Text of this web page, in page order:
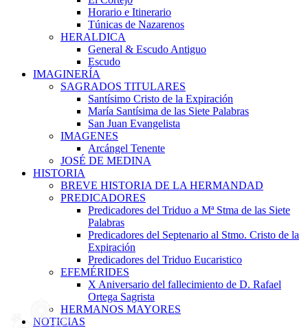
Horario e Itinerario
Túnicas de Nazarenos
HERALDICA
General & Escudo Antiguo
Escudo
IMAGINERÍA
SAGRADOS TITULARES
Santísimo Cristo de la Expiración
María Santísima de las Siete Palabras
San Juan Evangelista
IMAGENES
Arcángel Tenente
JOSÉ DE MEDINA
HISTORIA
BREVE HISTORIA DE LA HERMANDAD
PREDICADORES
Predicadores del Triduo a Mª Stma de las Siete
Palabras
Predicadores del Septenario al Stmo. Cristo de la
Expiración
Predicadores del Triduo Eucaristico
EFEMÉRIDES
X Aniversario del fallecimiento de D. Rafael
Ortega Sagrista
HERMANOS MAYORES
NOTICIAS